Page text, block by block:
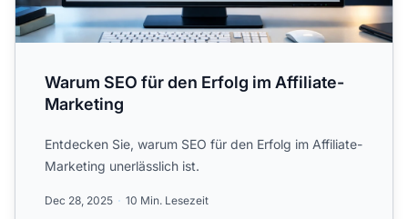
Warum SEO für den Erfolg im Affiliate-
Marketing
Entdecken Sie, warum SEO für den Erfolg im Affiliate-
Marketing unerlässlich ist.
Dec 28, 2025 10 Min. Lesezeit